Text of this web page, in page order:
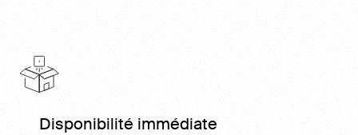
Disponibilité immédiate